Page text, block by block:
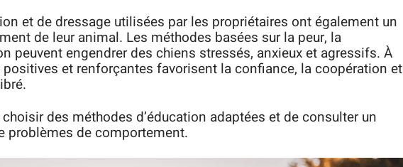
et de dressage utilisées par les propriétaires ont également un
de leur animal. Les méthodes basées sur la peur, la
peuvent engendrer des chiens stressés, anxieux et agressifs. À
positives et renforçantes favorisent la confiance, la coopération et
des méthodes d’éducation adaptées et de consulter un
problèmes de comportement.